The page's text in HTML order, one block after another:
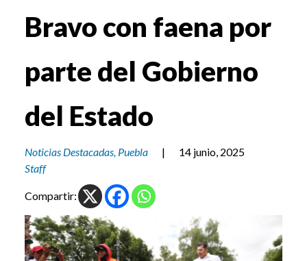
Bravo con faena por
parte del Gobierno
del Estado
Noticias Destacadas, Puebla |
14 junio, 2025
Staff
Compartir: